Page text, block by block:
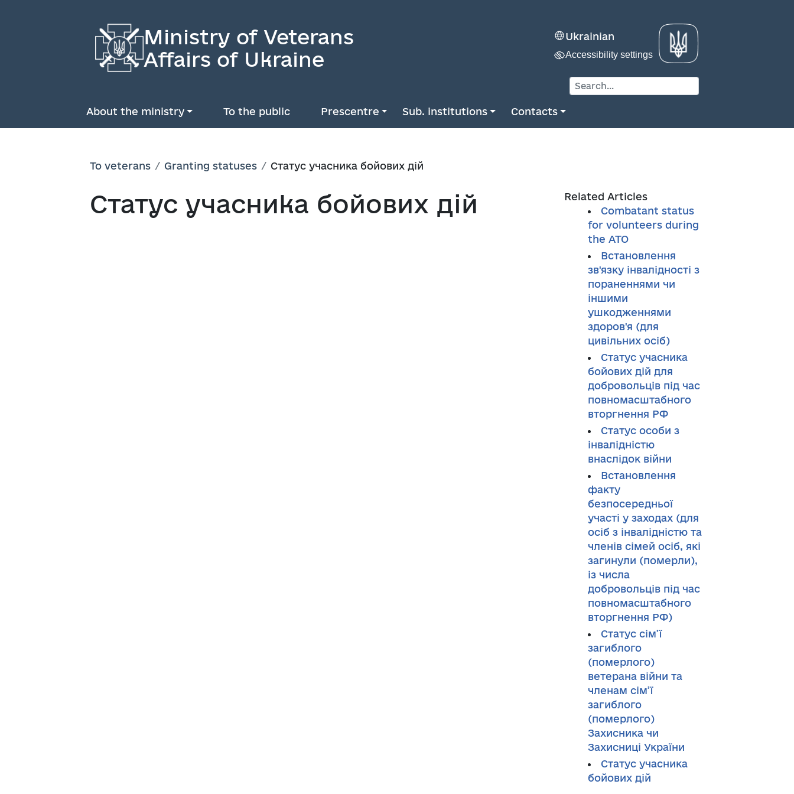
Ministry of Veterans
Affairs of Ukraine
Ukrainian
Accessibility settings
About the ministry To the public Prescentre Sub. institutions Contacts
To veterans Granting statuses Cтатус учасника бойових дій
Cтатус учасника бойових дій
Related Articles
Combatant status
for volunteers during
the ATO
Встановлення
зв'язку інвалідності з
пораненнями чи
іншими
ушкодженнями
здоров'я (для
цивільних осіб)
Статус учасника
бойових дій для
добровольців під час
повномасштабного
вторгнення РФ
Cтатус особи з
інвалідністю
внаслідок війни
Встановлення
факту
безпосередньої
участі у заходах (для
осіб з інвалідністю та
членів сімей осіб, які
загинули (померли),
із числа
добровольців під час
повномасштабного
вторгнення РФ)
Статус сім’ї
загиблого
(померлого)
ветерана війни та
членам сім’ї
загиблого
(померлого)
Захисника чи
Захисниці України
Cтатус учасника
бойових дій